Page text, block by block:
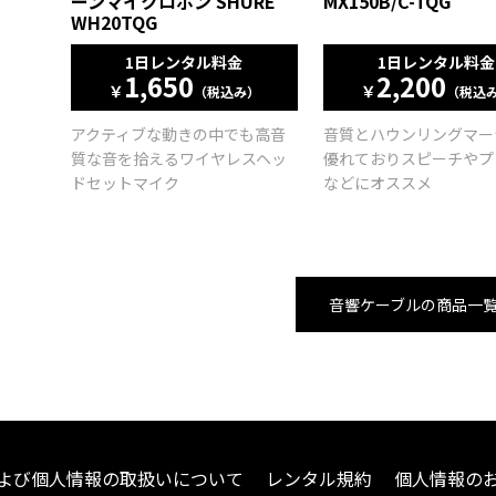
WH20TQG
1日レンタル料金
￥ 1,650 （税込み）
アクティブな動きの中でも高音
質な音を拾えるワイヤレスヘッ
ドセットマイク
1日レンタル料金
￥2,200 （税込
音質とハウンリングマ
優れておりスピーチや
などにオススメ
音響ケーブルの商品一
び個人情報の取扱いについて レンタル規約 個人情報の